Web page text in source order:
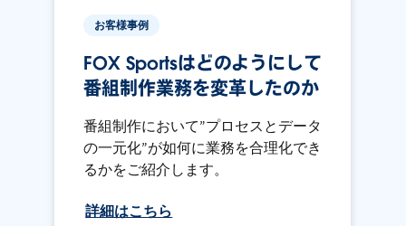
お客様事例
FOX Sportsはどのようにして
番組制作業務を変革したのか
番組制作において”プロセスとデータ
の一元化”が如何に業務を合理化でき
るかをご紹介します。
詳細はこちら